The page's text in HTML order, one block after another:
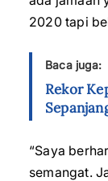
2020 tapi
Baca juga:
Rekor
“Saya
semangat.